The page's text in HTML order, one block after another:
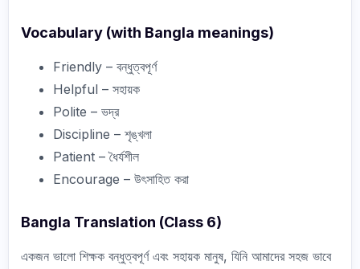
Vocabulary (with Bangla meanings)
Friendly – বন্ধুত্বপূর্ণ
Helpful – সহায়ক
Polite – ভদ্র
Discipline – শৃঙ্খলা
Patient – ধৈর্যশীল
Encourage – উৎসাহিত করা
Bangla Translation (Class 6)
একজন ভালো শিক্ষক বন্ধুত্বপূর্ণ এবং সহায়ক মানুষ, যিনি আমাদের সহজ ভাবে